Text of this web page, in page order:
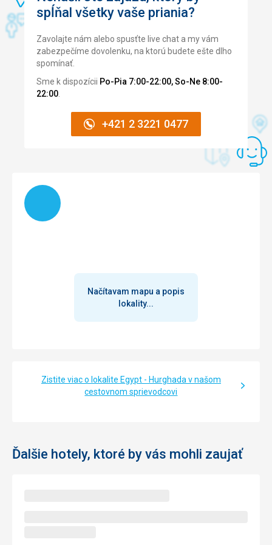
spĺňal všetky vaše priania?
Zavolajte nám alebo spusťte live chat a my vám
zabezpečíme dovolenku, na ktorú budete ešte dlho
spomínať.
Sme k dispozícii Po-Pia 7:00-22:00, So-Ne 8:00-
22:00
+421 2 3221 0477
Načítam
Načítavam mapu a popis
lokality...
Zistite viac o lokalite Egypt - Hurghada v našom
cestovnom sprievodcovi
Ďalšie hotely, ktoré by vás mohli zaujať